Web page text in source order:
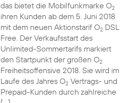
das bietet die Mobilfunkmarke O2
ihren Kunden ab dem 5. Juni 2018
mit dem neuen Aktionstarif O2DSL
Free. Der Verkaufsstart des
Unlimited-Sommertarifs markiert
den Startpunkt der großen O2
Freiheitsoffensive 2018. Sie wird im
Laufe des Jahres O2Vertrags- und
Prepaid-Kunden durch zahlreiche